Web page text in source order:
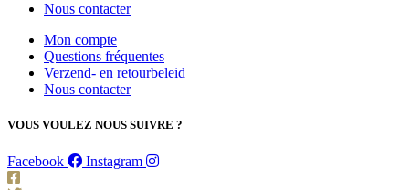
Nous contacter
Mon compte
Questions fréquentes
Verzend- en retourbeleid
Nous contacter
VOUS VOULEZ NOUS SUIVRE ?
Facebook Instagram